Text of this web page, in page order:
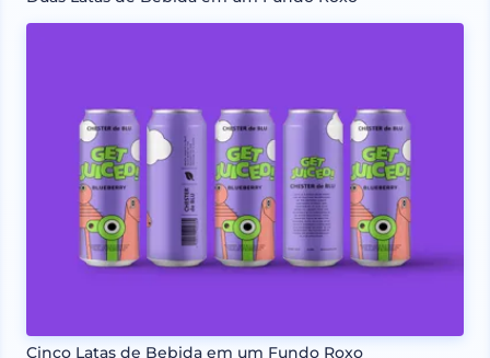
Cinco Latas de Bebida em um Fundo Roxo